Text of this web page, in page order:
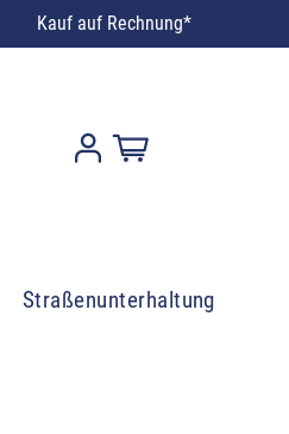
Kauf auf Rechnung*
Straßenunterhaltung